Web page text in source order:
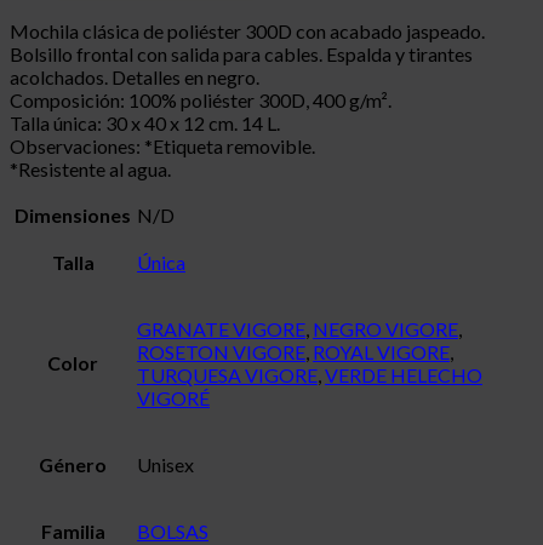
Mochila clásica de poliéster 300D con acabado jaspeado.
Bolsillo frontal con salida para cables. Espalda y tirantes
acolchados. Detalles en negro.
Composición: 100% poliéster 300D, 400 g/m².
Talla única: 30 x 40 x 12 cm. 14 L.
Observaciones: *Etiqueta removible.
*Resistente al agua.
Dimensiones N/D
Talla Única
Color
GRANATE VIGORE, NEGRO VIGORE,
ROSETON VIGORE, ROYAL VIGORE,
TURQUESA VIGORE,VERDE HELECHO
VIGORÉ
Género Unisex
Familia BOLSAS